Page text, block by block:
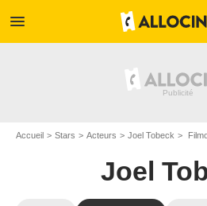
menu
Accueil Stars Acteurs Joel Tobeck
Joel